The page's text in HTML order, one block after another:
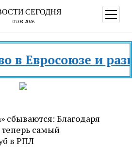
СЕГОДНЯ
07.08.2026
меню
и разных
сбываются: Благодаря
теперь самый
в РПЛ